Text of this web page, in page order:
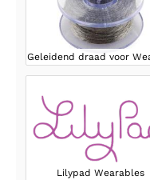
Lilypad Wearables